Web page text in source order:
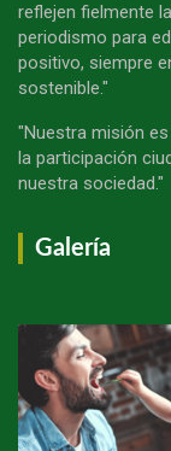
reflejen fielmente
periodismo para
positivo, siempre
sostenible."
"Nuestra misión
la participación
nuestra sociedad."
Galería